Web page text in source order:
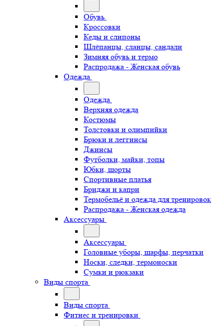
Обувь
Кроссовки
Кеды и слипоны
Шлёпанцы, сланцы, сандали
Зимняя обувь и термо
Распродажа - Женская обувь
Одежда
Одежда
Верхняя одежда
Костюмы
Толстовки и олимпийки
Брюки и леггинсы
Джинсы
Футболки, майки, топы
Юбки, шорты
Спортивные платья
Бриджи и капри
Термобельё и одежда для тренировок
Распродажа - Женская одежда
Аксессуары
Аксессуары
Головные уборы, шарфы, перчатки
Носки, следки, термоноски
Сумки и рюкзаки
Виды спорта
Виды спорта
Фитнес и тренировки